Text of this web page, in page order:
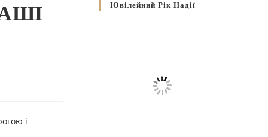
і
Ювілейний Рік Надії